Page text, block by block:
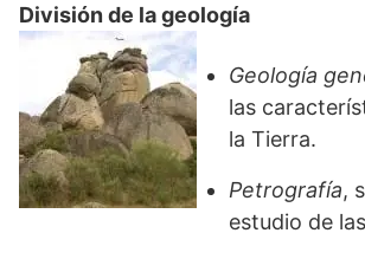
División de la geología
Geología
las
la Tierra.
Petrografía,
estudio de